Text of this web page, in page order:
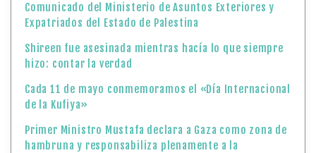
Comunicado del Ministerio de Asuntos Exteriores y
Expatriados del Estado de Palestina
Shireen fue asesinada mientras hacía lo que siempre
hizo: contar la verdad
Cada 11 de mayo conmemoramos el «Día Internacional
de la Kufiya»
Primer Ministro Mustafa declara a Gaza como zona de
hambruna y responsabiliza plenamente a la